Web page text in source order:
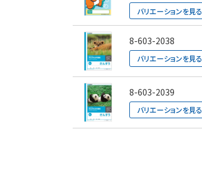
バリエーションを見る
8-603-2038
バリエーションを見る
8-603-2039
バリエーションを見る